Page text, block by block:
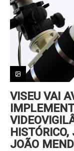
VISEU VAI
HISTÓRICO,
JOÃO